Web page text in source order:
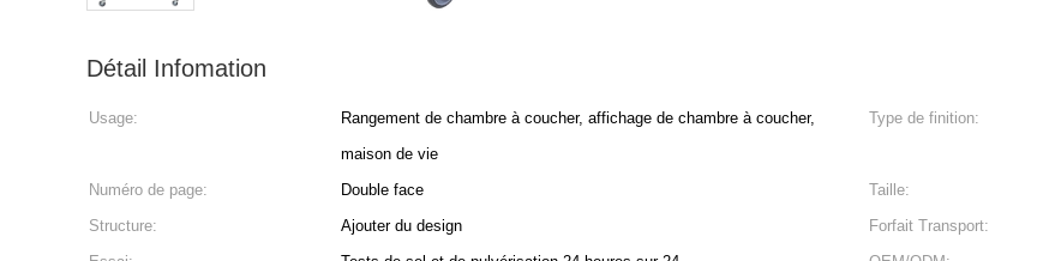
Détail Infomation
Usage:
Rangement de chambre à coucher, affichage de chambre à coucher,
maison de vie
Type de finition:
Numéro de page: Double face Taille:
Structure:
Ajouter du design Forfait Transport: